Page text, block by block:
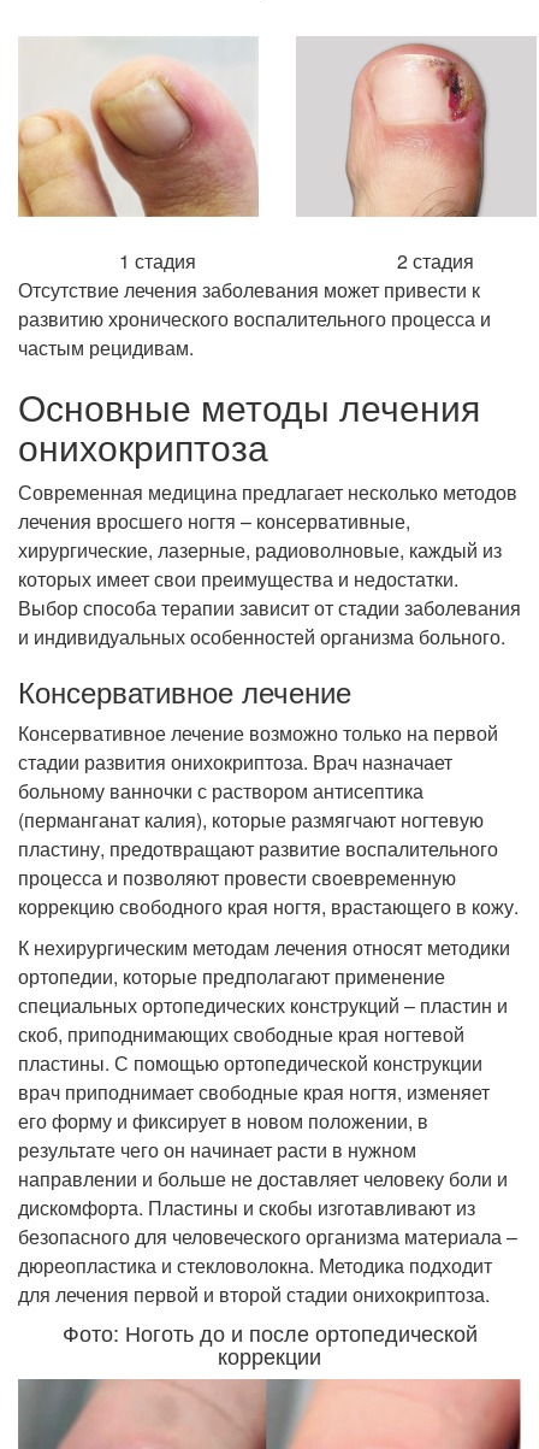
1 стадия
2 стадия
Отсутствие лечения заболевания может привести к
развитию хронического воспалительного процесса и
частым рецидивам.
Основные методы лечения
онихокриптоза
Современная медицина предлагает несколько методов
лечения вросшего ногтя – консервативные,
хирургические, лазерные, радиоволновые, каждый из
которых имеет свои преимущества и недостатки.
Выбор способа терапии зависит от стадии заболевания
и индивидуальных особенностей организма больного.
Консервативное лечение
Консервативное лечение возможно только на первой
стадии развития онихокриптоза. Врач назначает
больному ванночки с раствором антисептика
(перманганат калия), которые размягчают ногтевую
пластину, предотвращают развитие воспалительного
процесса и позволяют провести своевременную
коррекцию свободного края ногтя, врастающего в кожу.
К нехирургическим методам лечения относят методики
ортопедии, которые предполагают применение
специальных ортопедических конструкций – пластин и
скоб, приподнимающих свободные края ногтевой
пластины. С помощью ортопедической конструкции
врач приподнимает свободные края ногтя, изменяет
его форму и фиксирует в новом положении, в
результате чего он начинает расти в нужном
направлении и больше не доставляет человеку боли и
дискомфорта. Пластины и скобы изготавливают из
безопасного для человеческого организма материала –
дюреопластика и стекловолокна. Методика подходит
для лечения первой и второй стадии онихокриптоза.
Фото: Ноготь до и после ортопедической
коррекции